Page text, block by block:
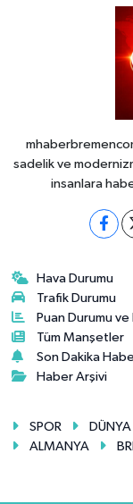
sadelik ve
insanlara
Hava Durumu
Trafik Durumu
Puan Durumu
Tüm Manşetler
Son Dakika
Haber Arşivi
SPOR DÜNYA
ALMANYA